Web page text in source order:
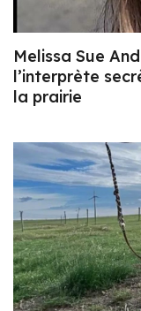
Melissa Sue
l’interprète
la prairie